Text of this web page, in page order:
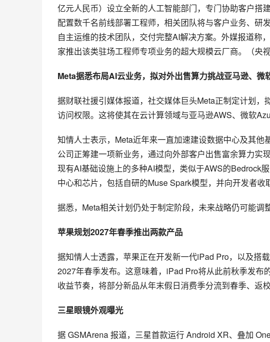
亿元人民币）设立全新的人工智能部门，专门协助客户搭
配置数千名前线部署工程师，相关团队将与客户业务、
自主运维的技术团队，交付完整AI解决方案。外媒报道称
家推出该类驻场工程师专项业务的超大规模云厂商。（央视
Meta据悉布局AI云业务，拟对外出售算力挑战亚马逊、微
据财联社援引媒体报道，社交媒体巨头Meta正制定计划
访问权限。这将使其在云计算领域与亚马逊AWS、微软
知情人士表示，Meta近年来一直加速建设数据中心及其
公司正筹建一项新业务，通过向外部客户出售富余算力实
现有AI基础设施上的多种AI模型，类似于AWS的Bedrock
中心和芯片，包括自研的Muse Spark模型，并向开发者收
据悉，Meta相关计划仍处于制定阶段，未来战略仍可能调整
苹果规划2027年春季推出两款产品
据知情人士透露，苹果正在开发新一代iPad Pro，以及搭
2027年春季发布。这意味着，iPad Pro将从此前秋季发
收益节奏，将部分新品从年末假日消费季分流到春季、返校
三星眼镜外观曝光
据 GSMArena 报道，三星首款运行 Android XR、叠加